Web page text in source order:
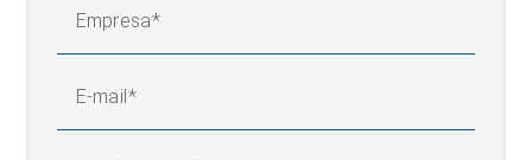
Empresa
E-mail